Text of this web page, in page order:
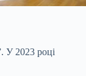
У 2023 році